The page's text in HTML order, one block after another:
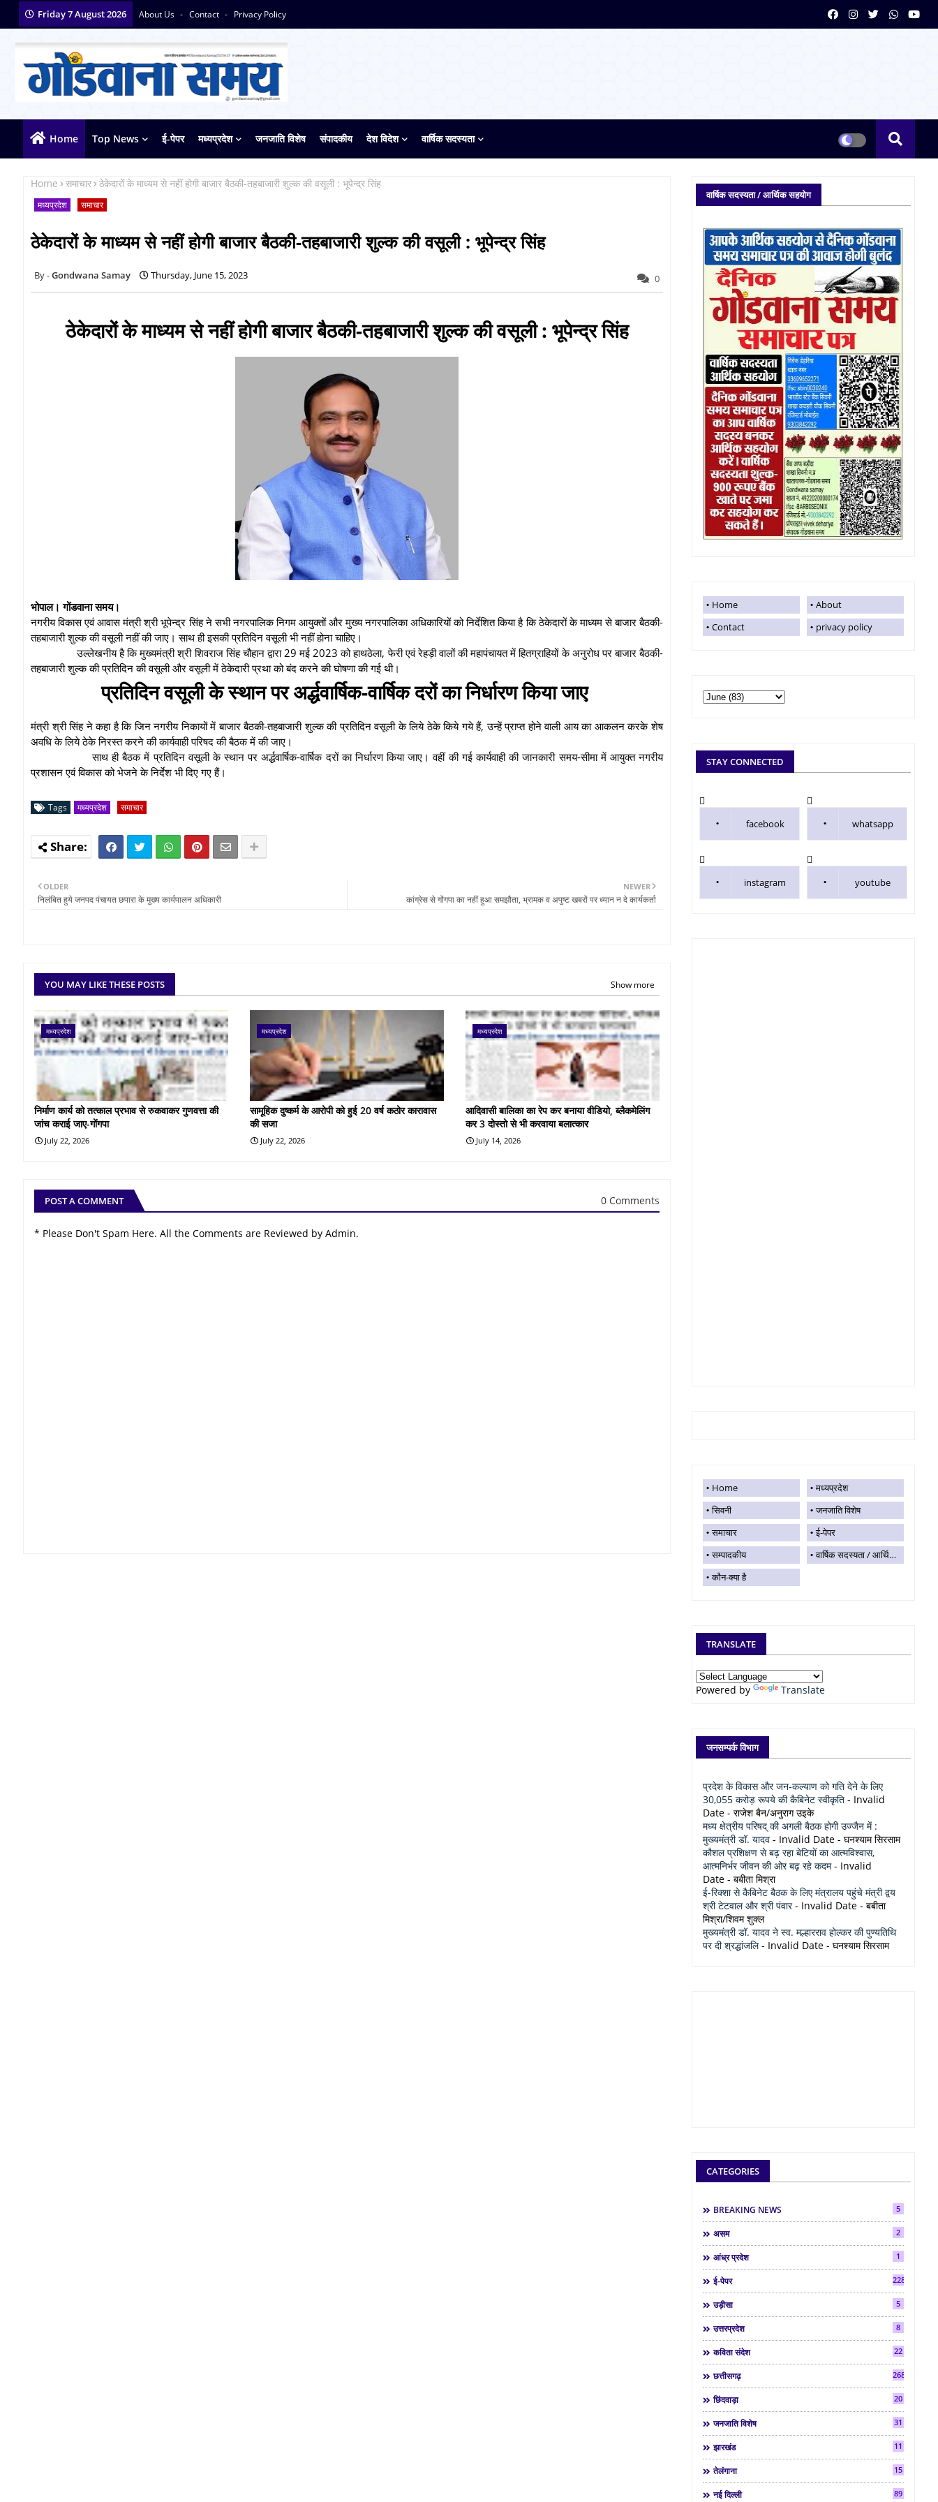
Friday 7 August 2026 About Us Contact Privacy Policy
Home Top News ई-पेपर मध्यप्रदेश जनजाति विशेष संपादकीय देश विदेश वार्षिक सदस्यता
Home समाचार ठेकेदारों के माध्यम से नहीं होगी बाजार बैठकी-तहबाजारी शुल्क की वसूली : भूपेन्द्र सिंह
मध्यप्रदेश समाचार
ठेकेदारों के माध्यम से नहीं होगी बाजार बैठकी-तहबाजारी शुल्क की वसूली : भूपेन्द्र सिंह
Gondwana Samay Thursday, June 15, 2023 0
ठेकेदारों के माध्यम से नहीं होगी बाजार बैठकी-तहबाजारी शुल्क की वसूली : भूपेन्द्र सिंह
भोपाल। गोंडवाना समय।
नगरीय विकास एवं आवास मंत्री श्री भूपेन्द्र सिंह ने सभी नगरपालिक निगम आयुक्तों और मुख्य नगरपालिका अधिकारियों को निर्देशित किया है कि ठेकेदारों के माध्यम से बाजार बैठकी-
तहबाजारी शुल्क की वसूली नहीं की जाए। साथ ही इसकी प्रतिदिन वसूली भी नहीं होना चाहिए।
उल्लेखनीय है कि मुख्यमंत्री श्री शिवराज सिंह चौहान द्वारा 29 मई 2023 को हाथठेला, फेरी एवं रेहड़ी वालों की महापंचायत में हितग्राहियों के अनुरोध पर बाजार बैठकी-
तहबाजारी शुल्क की प्रतिदिन की वसूली और वसूली में ठेकेदारी प्रथा को बंद करने की घोषणा की गई थी।
प्रतिदिन वसूली के स्थान पर अर्द्धवार्षिक-वार्षिक दरों का निर्धारण किया जाए
मंत्री श्री सिंह ने कहा है कि जिन नगरीय निकायों में बाजार बैठकी-तहबाजारी शुल्क की प्रतिदिन वसूली के लिये ठेके किये गये हैं, उन्हें प्राप्त होने वाली आय का आकलन करके शेष
अवधि के लिये ठेके निरस्त करने की कार्यवाही परिषद की बैठक में की जाए।
साथ ही बैठक में प्रतिदिन वसूली के स्थान पर अर्द्धवार्षिक-वार्षिक दरों का निर्धारण किया जाए। वहीं की गई कार्यवाही की जानकारी समय-सीमा में आयुक्त नगरीय
प्रशासन एवं विकास को भेजने के निर्देश भी दिए गए हैं।
Tags मध्यप्रदेश समाचार
NEWER
कांग्रेस से गोंगपा का नहीं हुआ समझौता, भ्रामक व अपुष्ट खबरों पर ध्यान न दे कार्यकर्ता
OLDER
निलंबित हुये जनपद पंचायत छपारा के मुख्य कार्यपालन अधिकारी
YOU MAY LIKE THESE POSTS Show more
मध्यप्रदेश
निर्माण कार्य को तत्काल प्रभाव से रुकवाकर गुणवत्ता की
जांच कराई जाए-गोंगपा
July 22, 2026
मध्यप्रदेश
सामूहिक दुष्कर्म के आरोपी को हुई 20 वर्ष कठोर कारावास
की सजा
July 22, 2026
मध्यप्रदेश
आदिवासी बालिका का रेप कर बनाया वीडियो, ब्लैकमेलिंग
कर 3 दोस्तो से भी करवाया बलात्कार
July 14, 2026
POST A COMMENT 0 Comments
* Please Don't Spam Here. All the Comments are Reviewed by Admin.
वार्षिक सदस्यता / आर्थिक सहयोग
Home
About
Contact
privacy policy
STAY CONNECTED
facebook whatsapp
instagram youtube
Home
मध्यप्रदेश
सिवनी
जनजाति विशेष
समाचार
ई-पेपर
सम्पादकीय
वार्षिक सदस्यता / आर्थिक सहयोग
कौन-क्या है
TRANSLATE
Powered by Translate
जनसम्पर्क विभाग
प्रदेश के विकास और जन-कल्याण को गति देने के लिए
30,055 करोड़ रूपये की कैबिनेट स्वीकृति - Invalid
Date - राजेश बैन/अनुराग उइके
मध्य क्षेत्रीय परिषद् की अगली बैठक होगी उज्जैन में :
मुख्यमंत्री डॉ. यादव - Invalid Date - घनश्याम सिरसाम
कौशल प्रशिक्षण से बढ़ रहा बेटियों का आत्मविश्वास,
आत्मनिर्भर जीवन की ओर बढ़ रहे कदम- Invalid
Date - बबीता मिश्रा
ई-रिक्शा से कैबिनेट बैठक के लिए मंत्रालय पहुंचे मंत्री द्वय
श्री टेटवाल और श्री पंवार- Invalid Date - बबीता
मिश्रा/शिवम शुक्ल
मुख्यमंत्री डॉ. यादव ने स्व. मल्हारराव होल्कर की पुण्यतिथि
पर दी श्रद्धांजलि- Invalid Date - घनश्याम सिरसाम
CATEGORIES
BREAKING NEWS 5
असम 2
आंध्र प्रदेश 1
ई-पेपर 2286
उड़ीसा 5
उत्तरप्रदेश 8
कविता संदेश 22
छत्तीसगढ़ 268
छिंदवाड़ा 20
जनजाति विशेष 31
झारखंड 11
तेलंगाना 15
नई दिल्ली 89